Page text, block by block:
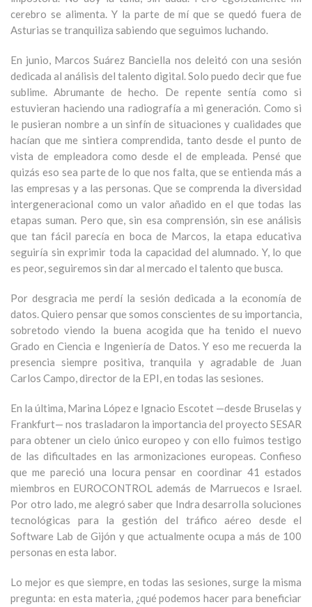
cerebro se alimenta. Y la parte de mí que se quedó fuera de
Asturias se tranquiliza sabiendo que seguimos luchando.
En junio, Marcos Suárez Banciella nos deleitó con una sesión
dedicada al análisis del talento digital. Solo puedo decir que fue
sublime. Abrumante de hecho. De repente sentía como si
estuvieran haciendo una radiografía a mi generación. Como si
le pusieran nombre a un sinfín de situaciones y cualidades que
hacían que me sintiera comprendida, tanto desde el punto de
vista de empleadora como desde el de empleada. Pensé que
quizás eso sea parte de lo que nos falta, que se entienda más a
las empresas y a las personas. Que se comprenda la diversidad
intergeneracional como un valor añadido en el que todas las
etapas suman. Pero que, sin esa comprensión, sin ese análisis
que tan fácil parecía en boca de Marcos, la etapa educativa
seguiría sin exprimir toda la capacidad del alumnado. Y, lo que
es peor, seguiremos sin dar al mercado el talento que busca.
Por desgracia me perdí la sesión dedicada a la economía de
datos. Quiero pensar que somos conscientes de su importancia,
sobretodo viendo la buena acogida que ha tenido el nuevo
Grado en Ciencia e Ingeniería de Datos. Y eso me recuerda la
presencia siempre positiva, tranquila y agradable de Juan
Carlos Campo, director de la EPI, en todas las sesiones.
En la última, Marina López e Ignacio Escotet —desde Bruselas y
Frankfurt— nos trasladaron la importancia del proyecto SESAR
para obtener un cielo único europeo y con ello fuimos testigo
de las dificultades en las armonizaciones europeas. Confieso
que me pareció una locura pensar en coordinar 41 estados
miembros en EUROCONTROL además de Marruecos e Israel.
Por otro lado, me alegró saber que Indra desarrolla soluciones
tecnológicas para la gestión del tráfico aéreo desde el
Software Lab de Gijón y que actualmente ocupa a más de 100
personas en esta labor.
Lo mejor es que siempre, en todas las sesiones, surge la misma
pregunta: en esta materia, ¿qué podemos hacer para beneficiar